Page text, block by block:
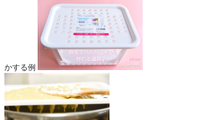
かする例